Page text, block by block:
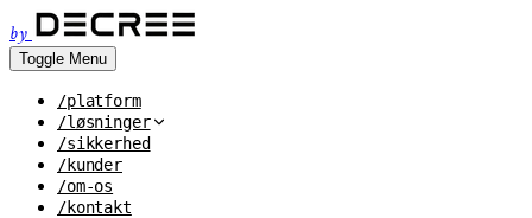
by
Toggle Menu
/platform
/løsninger
/sikkerhed
/kunder
/om-os
/kontakt